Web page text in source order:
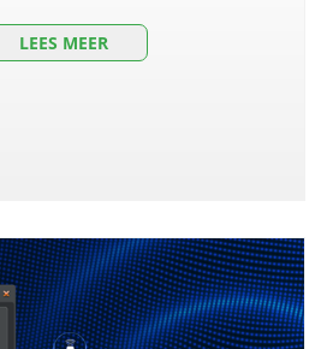
LEES MEER